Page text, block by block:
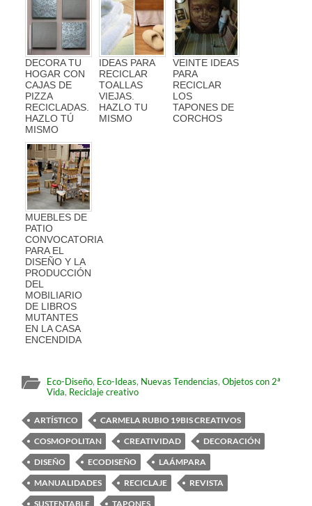
DECORA TU
HOGAR CON
CAJAS DE
PIZZA
RECICLADAS.
HAZLO TÚ
MISMO
IDEAS PARA
RECICLAR
TOALLAS
VIEJAS.
HAZLO TU
MISMO
VEINTE IDEAS
PARA
RECICLAR
LOS
TAPONES DE
CORCHOS
MUEBLES DE
PATIO
CONVOCATORIA
PARA EL
DISEÑO Y LA
PRODUCCIÓN
DEL
MOBILIARIO
DE LIBROS
MUTANTES
EN LA CASA
ENCENDIDA
Eco-Diseño, Eco-Ideas, Nuevas Tendencias,Objetos con 2ª
Vida, Reciclaje creativo
ARTÍSTICO
CARMELA RUBIO 19BIS CREATIVOS
COSMOPOLITAN
CREATIVIDAD
DECORACIÓN
DISEÑO
ECODISEÑO
LAÁMPARA
MANUALIDADES
RECICLAJE
REVISTA
SUSTENTABLE
TAPONES